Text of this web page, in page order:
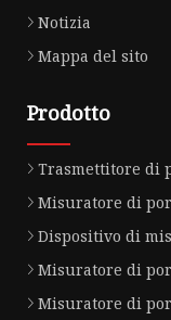
Notizia
Mappa del sito
Prodotto
Trasmettitore di
Misuratore di
Dispositivo di
Misuratore di
Misuratore di